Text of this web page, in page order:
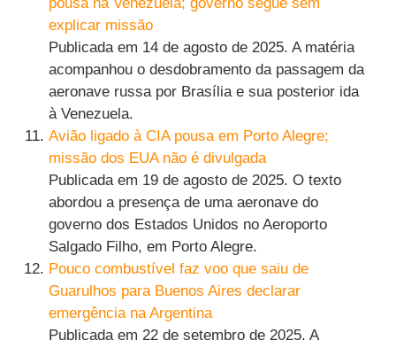
pousa na Venezuela; governo segue sem
explicar missão
Publicada em 14 de agosto de 2025. A matéria
acompanhou o desdobramento da passagem da
aeronave russa por Brasília e sua posterior ida
à Venezuela.
Avião ligado à CIA pousa em Porto Alegre;
missão dos EUA não é divulgada
Publicada em 19 de agosto de 2025. O texto
abordou a presença de uma aeronave do
governo dos Estados Unidos no Aeroporto
Salgado Filho, em Porto Alegre.
Pouco combustível faz voo que saiu de
Guarulhos para Buenos Aires declarar
emergência na Argentina
Publicada em 22 de setembro de 2025. A